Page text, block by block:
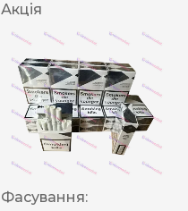
Акція
Фасування: